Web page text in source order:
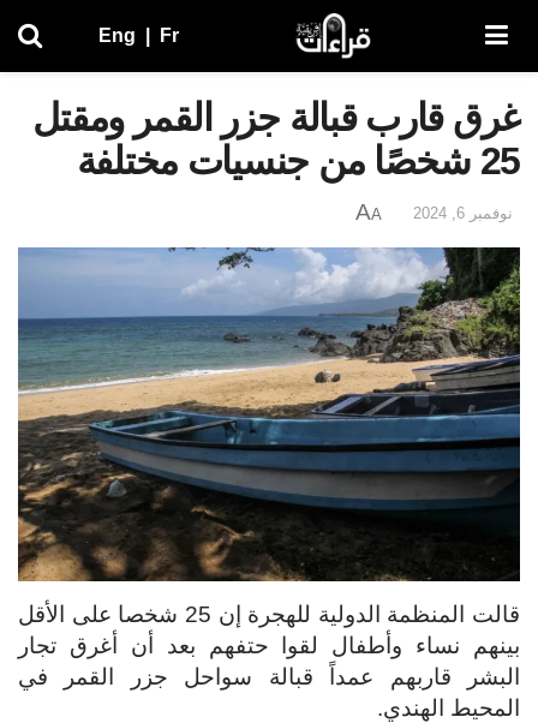
Eng Fr
غرق قارب قبالة جزر القمر ومقتل
25 شخصًا من جنسيات مختلفة
نوفمبر 6, 2024 A
A
قالت المنظمة الدولية للهجرة إن 25 شخصا على الأقل
بينهم نساء وأطفال لقوا حتفهم بعد أن أغرق تجار
البشر قاربهم عمداً قبالة سواحل جزر القمر في
المحيط الهندي.